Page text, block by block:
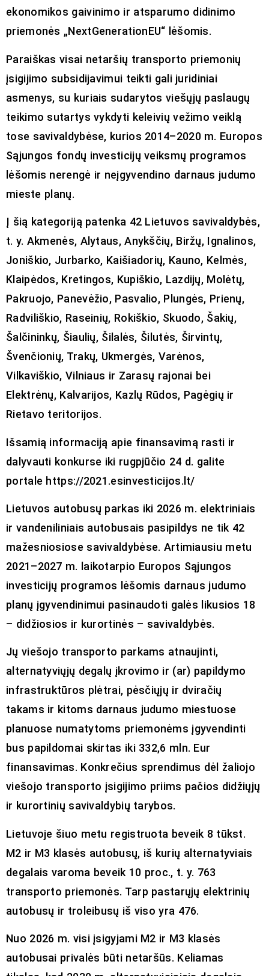
ekonomikos gaivinimo ir atsparumo didinimo
priemonės „NextGenerationEU“ lėšomis.
Paraiškas visai netaršių transporto priemonių
įsigijimo subsidijavimui teikti gali juridiniai
asmenys, su kuriais sudarytos viešųjų paslaugų
teikimo sutartys vykdyti keleivių vežimo veiklą
tose savivaldybėse, kurios 2014–2020 m. Europos
Sąjungos fondų investicijų veiksmų programos
lėšomis nerengė ir neįgyvendino darnaus judumo
mieste planų.
Į šią kategoriją patenka 42 Lietuvos savivaldybės,
t. y. Akmenės, Alytaus, Anykščių, Biržų, Ignalinos,
Joniškio, Jurbarko, Kaišiadorių, Kauno, Kelmės,
Klaipėdos, Kretingos, Kupiškio, Lazdijų, Molėtų,
Pakruojo, Panevėžio, Pasvalio, Plungės, Prienų,
Radviliškio, Raseinių, Rokiškio, Skuodo, Šakių,
Šalčininkų, Šiaulių, Šilalės, Šilutės, Širvintų,
Švenčionių, Trakų, Ukmergės, Varėnos,
Vilkaviškio, Vilniaus ir Zarasų rajonai bei
Elektrėnų, Kalvarijos, Kazlų Rūdos, Pagėgių ir
Rietavo teritorijos.
Išsamią informaciją apie finansavimą rasti ir
dalyvauti konkurse iki rugpjūčio 24 d. galite
portale https://2021.esinvesticijos.lt/
Lietuvos autobusų parkas iki 2026 m. elektriniais
ir vandeniliniais autobusais pasipildys ne tik 42
mažesniosiose savivaldybėse. Artimiausiu metu
2021–2027 m. laikotarpio Europos Sąjungos
investicijų programos lėšomis darnaus judumo
planų įgyvendinimui pasinaudoti galės likusios 18
– didžiosios ir kurortinės – savivaldybės.
Jų viešojo transporto parkams atnaujinti,
alternatyviųjų degalų įkrovimo ir (ar) papildymo
infrastruktūros plėtrai, pėsčiųjų ir dviračių
takams ir kitoms darnaus judumo miestuose
planuose numatytoms priemonėms įgyvendinti
bus papildomai skirtas iki 332,6 mln. Eur
finansavimas. Konkrečius sprendimus dėl žaliojo
viešojo transporto įsigijimo priims pačios didžiųjų
ir kurortinių savivaldybių tarybos.
Lietuvoje šiuo metu registruota beveik 8 tūkst.
M2 ir M3 klasės autobusų, iš kurių alternatyviais
degalais varoma beveik 10 proc., t. y. 763
transporto priemonės. Tarp pastarųjų elektrinių
autobusų ir troleibusų iš viso yra 476.
Nuo 2026 m. visi įsigyjami M2 ir M3 klasės
autobusai privalės būti netaršūs. Keliamas